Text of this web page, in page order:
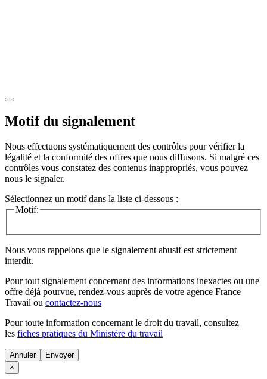
Motif du signalement
Nous effectuons systématiquement des contrôles pour vérifier la
légalité et la conformité des offres que nous diffusons. Si malgré ces
contrôles vous constatez des contenus inappropriés, vous pouvez
nous le signaler.
Sélectionnez un motif dans la liste ci-dessous :
Motif:
Nous vous rappelons que le signalement abusif est strictement
interdit.
Pour tout signalement concernant des informations inexactes ou une
offre déjà pourvue, rendez-vous auprès de votre agence France
Travail ou contactez-nous
Pour toute information concernant le droit du travail, consultez
les fiches pratiques du Ministère du travail
Annuler
×